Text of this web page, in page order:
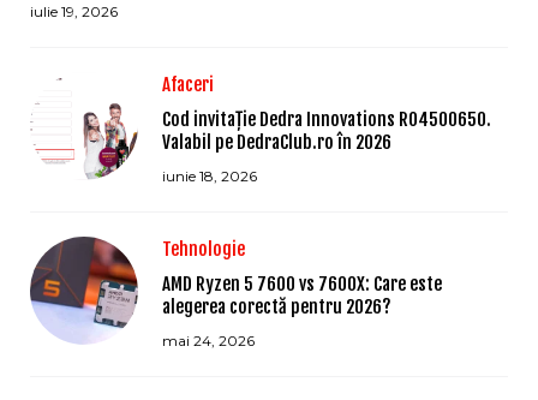
iulie 19, 2026
Afaceri
Cod invitație Dedra Innovations RO4500650.
Valabil pe DedraClub.ro în 2026
iunie 18, 2026
Tehnologie
AMD Ryzen 5 7600 vs 7600X: Care este
alegerea corectă pentru 2026?
mai 24, 2026